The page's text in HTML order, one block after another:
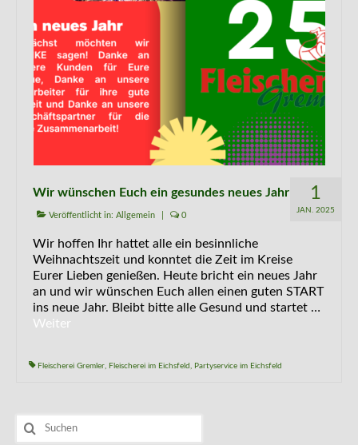
1
JAN. 2025
Wir wünschen Euch ein gesundes neues Jahr
Veröffentlicht in: Allgemein 0
Wir hoffen Ihr hattet alle ein besinnliche
Weihnachtszeit und konntet die Zeit im Kreise
Eurer Lieben genießen. Heute bricht ein neues Jahr
an und wir wünschen Euch allen einen guten START
ins neue Jahr. Bleibt bitte alle Gesund und startet …
Weiter
Fleischerei Gremler, Fleischerei im Eichsfeld , Partyservice im Eichsfeld
Suchen
nach: